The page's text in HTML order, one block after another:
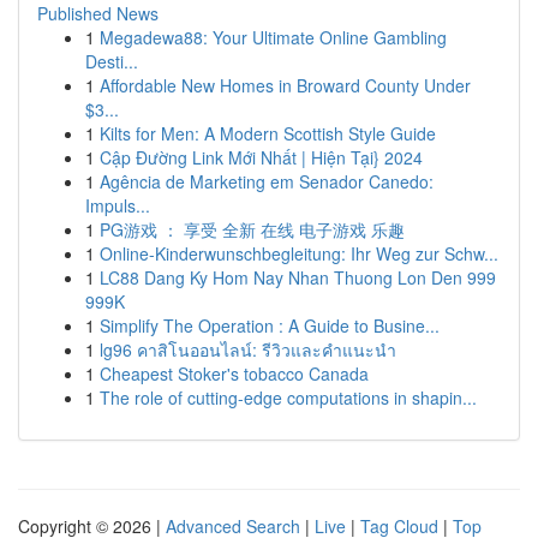
Published News
1 Megadewa88: Your Ultimate Online Gambling
Desti...
1 Affordable New Homes in Broward County Under
$3...
1 Kilts for Men: A Modern Scottish Style Guide
1 Cập Đường Link Mới Nhất | Hiện Tại} 2024
1 Agência de Marketing em Senador Canedo:
Impuls...
1 PG游戏 ： 享受 全新 在线 电子游戏 乐趣
1 Online-Kinderwunschbegleitung: Ihr Weg zur Schw...
1 LC88 Dang Ky Hom Nay Nhan Thuong Lon Den 999
999K
1 Simplify The Operation : A Guide to Busine...
1 lg96 คาสิโนออนไลน์: รีวิวและคำแนะนำ
1 Cheapest Stoker's tobacco Canada
1 The role of cutting-edge computations in shapin...
Copyright © 2026 | Advanced Search | Live | Tag Cloud | Top